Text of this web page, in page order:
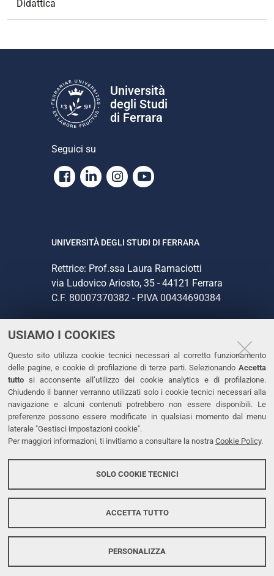
USIAMO I COOKIES
Questo sito utilizza cookie tecnici necessari al corretto funzionamento
delle pagine, e cookie di profilazione di terze parti. Selezionando Accetta
tutto si acconsente all’utilizzo dei cookie analytics e di profilazione.
Chiudendo il banner verranno utilizzati solo i cookie tecnici necessari alla
navigazione e alcuni contenuti potrebbero non essere disponibili. Le
preferenze possono essere modificate in qualsiasi momento dal menu
laterale "Gestisci impostazioni cookie".
Per maggiori informazioni, ti invitiamo a consultare la nostra Cookie Policy.
SOLO COOKIE TECNICI
ACCETTA TUTTO
PERSONALIZZA
Didattica
Università
degli Studi
di Ferrara
Seguici su
Facebook
LinkedinInstagram
Youtube
UNIVERSITÀ DEGLI STUDI DI FERRARA
Rettrice: Prof.ssa Laura Ramaciotti
via Ludovico Ariosto, 35 - 44121 Ferrara
C.F. 80007370382 - P.IVA 00434690384
CONTATTI
Tel. +39 0532 293111
Fax. +39 0532 293031
PEC
LINKS
Dichiarazione di accessibilità
Protezione dati personali